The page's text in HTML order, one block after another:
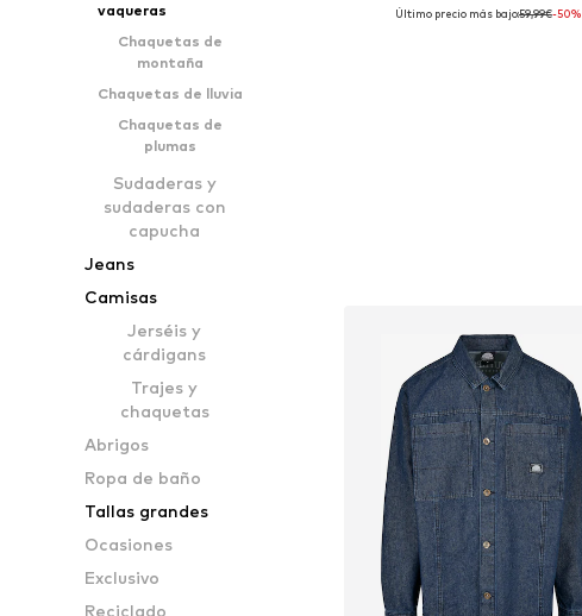
vaqueras
Chaquetas de
montaña
Chaquetas de lluvia
Chaquetas de
plumas
Sudaderas y
sudaderas con
capucha
Jeans
Camisas
Jerséis y
cárdigans
Trajes y
chaquetas
Abrigos
Ropa de baño
Tallas grandes
Ocasiones
Exclusivo
Reciclado
Tallas disponibles: M
Último precio más bajo:59,99€-50%